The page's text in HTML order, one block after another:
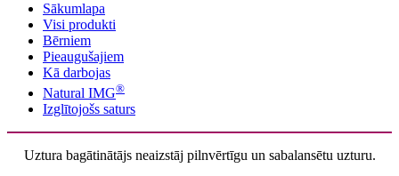
Sākumlapa
Visi produkti
Bērniem
Pieaugušajiem
Kā darbojas
Natural IMG®
Izglītojošs saturs
Uztura bagātinātājs neaizstāj pilnvērtīgu un sabalansētu uzturu.